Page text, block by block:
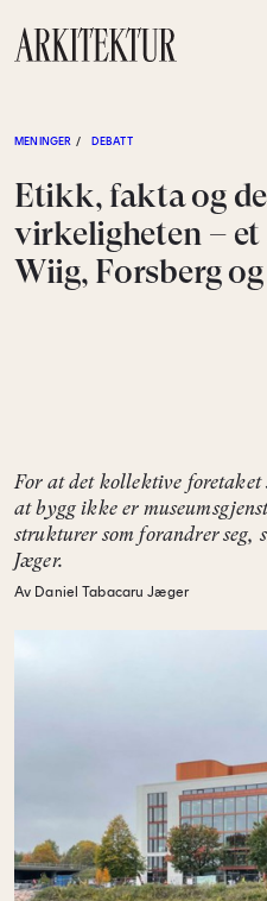
MENINGER / DEBATT
Etikk, fakta og
virkeligheten –
Wiig, Forsberg
For at det kollektive foretaket
at bygg ikke er
strukturer som forandrer
Jæger.
Av Daniel Tabacaru Jæger